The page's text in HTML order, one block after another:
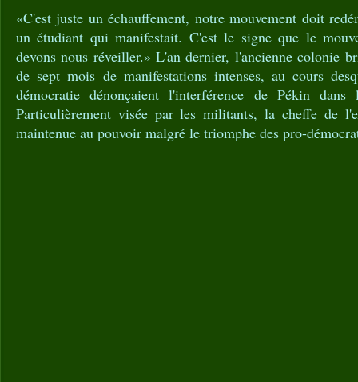
«C'est juste un échauffement, notre mouvement doit
un étudiant qui manifestait. C'est le signe que le
devons nous réveiller.» L'an dernier, l'ancienne colonie
de sept mois de manifestations intenses, au cours
démocratie dénonçaient l'interférence de Pékin
Particulièrement visée par les militants, la cheffe de
maintenue au pouvoir malgré le triomphe des pro-